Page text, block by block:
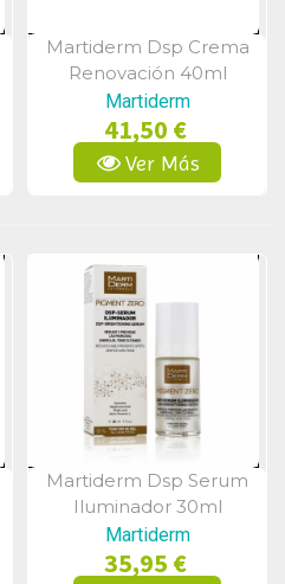
Vista Rápida
Martiderm Dsp Crema
Renovación 40ml
Martiderm
41,50 €
Ver Más
Vista Rápida
Martiderm Dsp Serum
Iluminador 30ml
Martiderm
35,95 €